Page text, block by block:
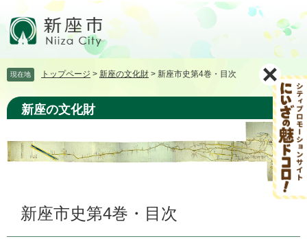
頭
す。
飛
し
て
文
へ
現在地 トップページ > 新座の文化財 > 新座市史第4巻・目次
新座の文化財
新座市史第4巻・目次